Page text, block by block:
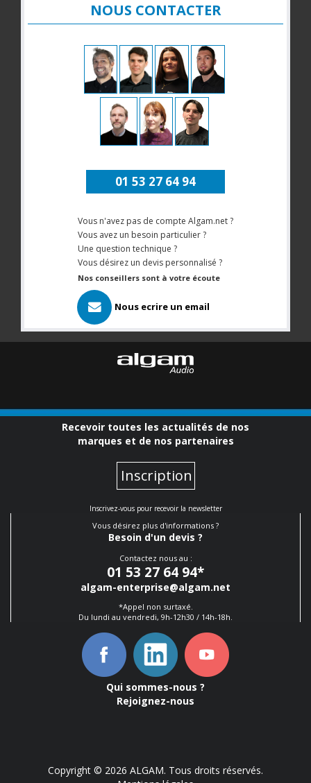
NOUS CONTACTER
01 53 27 64 94
Vous n'avez pas de compte Algam.net ?
Vous avez un besoin particulier ?
Une question technique ?
Vous désirez un devis personnalisé ?
Nos conseillers sont à votre écoute
Nous ecrire un email
Recevoir toutes les actualités de nos
marques et de nos partenaires
Inscription
Inscrivez-vous pour recevoir la newsletter
Vous désirez plus d'informations ?
Besoin d'un devis ?
Contactez nous au :
01 53 27 64 94*
algam-enterprise@algam.net
*Appel non surtaxé.
Du lundi au vendredi, 9h-12h30 / 14h-18h.
Qui sommes-nous ?
Rejoignez-nous
Copyright © 2026 ALGAM. Tous droits réservés.